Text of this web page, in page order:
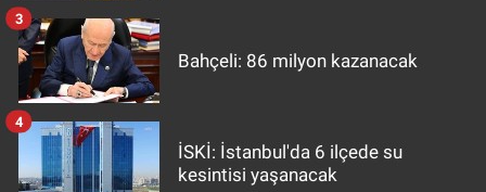
Bahçeli: 86 milyon kazanacak
3
İSKİ: İstanbul'da 6 ilçede su
kesintisi yaşanacak
4